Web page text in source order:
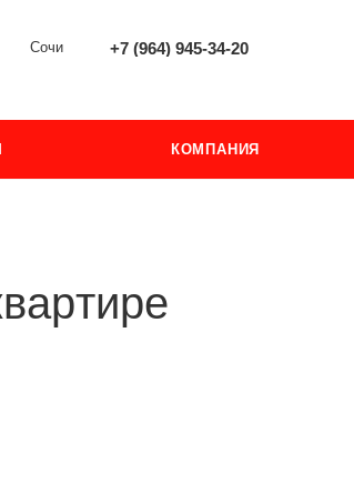
Сочи +7 (964) 945-34-20
КОМПАНИЯ